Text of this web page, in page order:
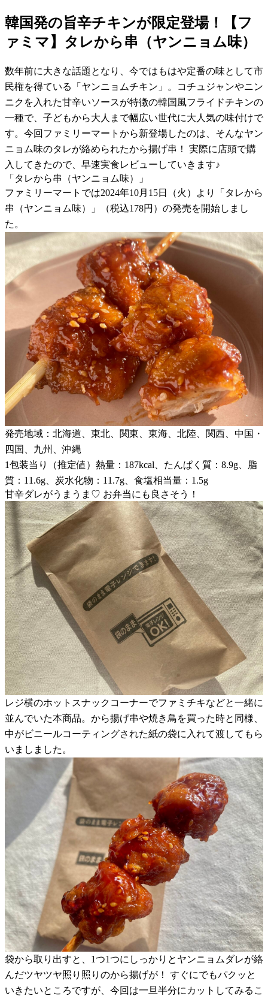
韓国発の旨辛チキンが限定登場！【フ
ァミマ】タレから串（ヤンニョム味）
数年前に大きな話題となり、今ではもはや定番の味として市
民権を得ている「ヤンニョムチキン」。コチュジャンやニン
ニクを入れた甘辛いソースが特徴の韓国風フライドチキンの
一種で、子どもから大人まで幅広い世代に大人気の味付けで
す。今回ファミリーマートから新登場したのは、そんなヤン
ニョム味のタレが絡められたから揚げ串！ 実際に店頭で購
入してきたので、早速実食レビューしていきます♪
「タレから串（ヤンニョム味）」
ファミリーマートでは2024年10月15日（火）より「タレから
串（ヤンニョム味）」（税込178円）の発売を開始しまし
た。
発売地域：北海道、東北、関東、東海、北陸、関西、中国・
四国、九州、沖縄
1包装当り（推定値）熱量：187kcal、たんぱく質：8.9g、脂
質：11.6g、炭水化物：11.7g、食塩相当量：1.5g
甘辛ダレがうまうま♡ お弁当にも良さそう！
レジ横のホットスナックコーナーでファミチキなどと一緒に
並んでいた本商品。から揚げ串や焼き鳥を買った時と同様、
中がビニールコーティングされた紙の袋に入れて渡してもら
いましました。
袋から取り出すと、1つ1つにしっかりとヤンニョムダレが絡
んだツヤツヤ照り照りのから揚げが！ すぐにでもパクッと
いきたいところですが、今回は一旦半分にカットしてみるこ